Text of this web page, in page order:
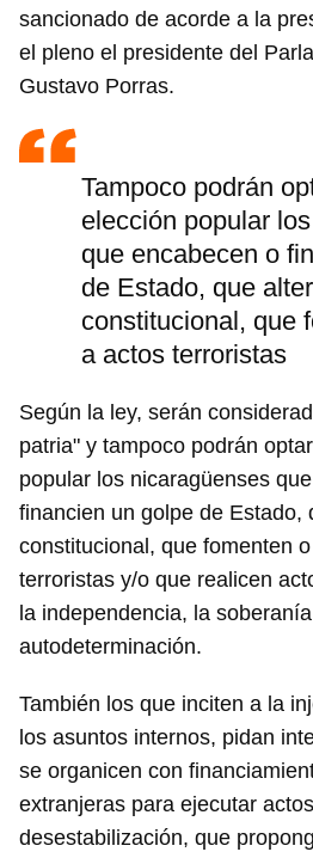
sancionado de acorde a la
el pleno el presidente del
Gustavo Porras.
Tampoco podrán
elección popular
que encabecen o
de Estado, que
constitucional, que
a actos terroristas
Según la ley, serán
patria" y tampoco podrán
popular los nicaragüenses
financien un golpe de Estado,
constitucional, que fomenten
terroristas y/o que realicen
la independencia, la
autodeterminación.
También los que inciten a la
los asuntos internos, pidan
se organicen con
extranjeras para ejecutar
desestabilización, que